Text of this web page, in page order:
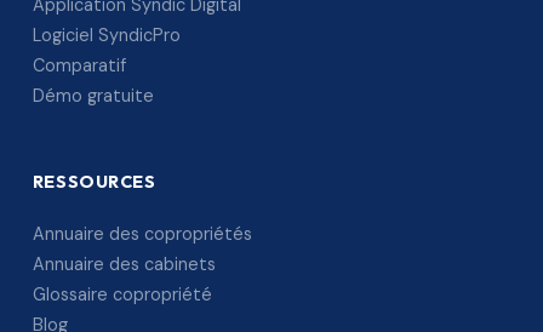
Application Syndic Digital
Logiciel SyndicPro
Comparatif
Démo gratuite
RESSOURCES
Annuaire des copropriétés
Annuaire des cabinets
Glossaire copropriété
Blog